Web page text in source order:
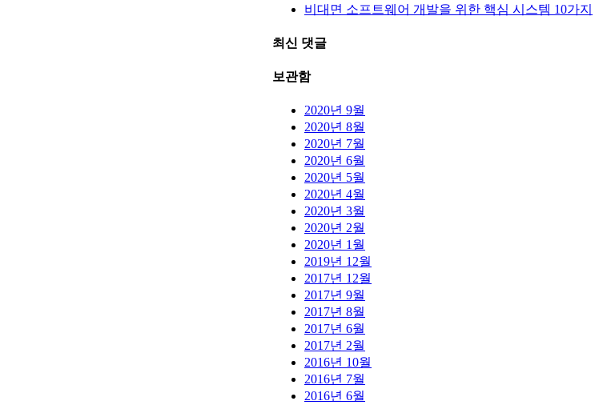
비대면 소프트웨어 개발을 위한 핵심 시스템 10가지
최신 댓글
보관함
2020년 9월
2020년 8월
2020년 7월
2020년 6월
2020년 5월
2020년 4월
2020년 3월
2020년 2월
2020년 1월
2019년 12월
2017년 12월
2017년 9월
2017년 8월
2017년 6월
2017년 2월
2016년 10월
2016년 7월
2016년 6월